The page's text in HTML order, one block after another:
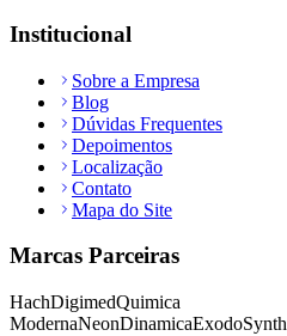
Institucional
Sobre a Empresa
Blog
Dúvidas Frequentes
Depoimentos
Localização
Contato
Mapa do Site
Marcas Parceiras
HachDigimedQuimica
ModernaNeonDinamicaExodoSynth